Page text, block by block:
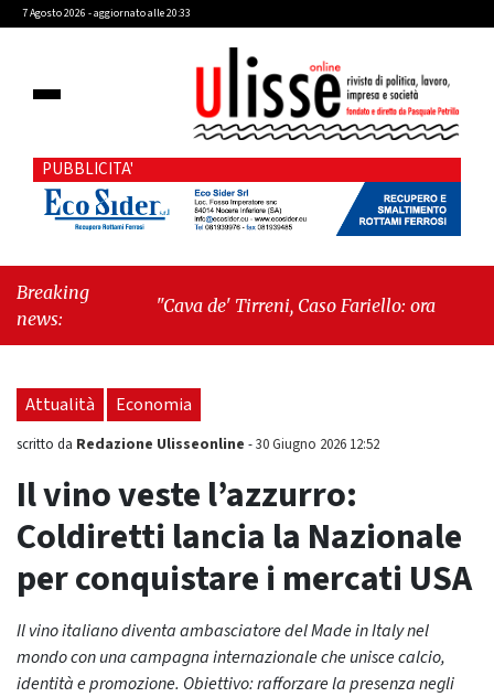
7 Agosto 2026 - aggiornato alle 20:33
PUBBLICITA'
Breaking
news:
"Cava de' Tirreni, Caso Fariello: ora torniamo ai
Attualità Economia
scritto da Redazione Ulisseonline -30 Giugno 2026 12:52
Il vino veste l’azzurro:
Coldiretti lancia la Nazionale
per conquistare i mercati USA
Il vino italiano diventa ambasciatore del Made in Italy nel
mondo con una campagna internazionale che unisce calcio,
identità e promozione. Obiettivo: rafforzare la presenza negli